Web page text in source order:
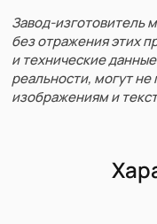
Завод-изготовитель
без отражения этих
и технические
реальности, могут
изображениям и